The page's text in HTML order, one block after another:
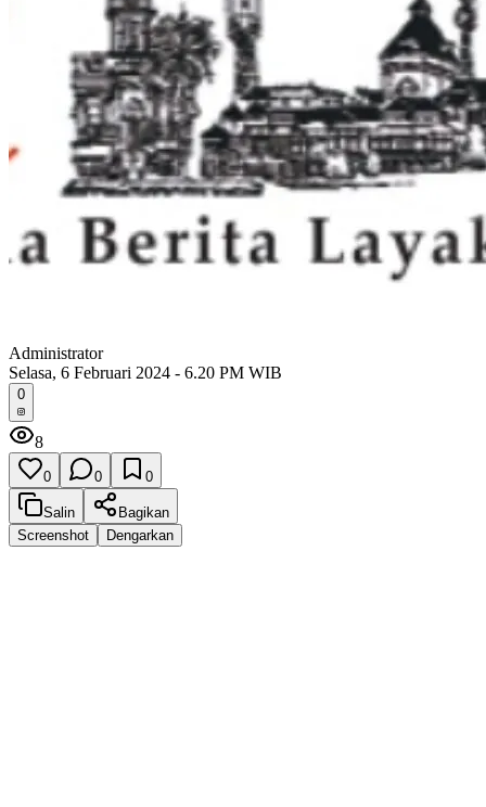
Administrator
Selasa, 6 Februari 2024 - 6.20 PM WIB
0
8
0 0 0
Salin
Bagikan
Screenshot
Dengarkan